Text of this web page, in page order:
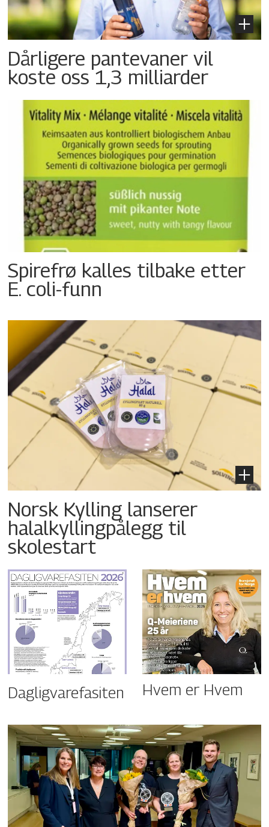
Dårligere pantevaner vil
koste oss 1,3 milliarder
Spirefrø kalles tilbake etter
E. coli-funn
Norsk Kylling lanserer
halalkyllingpålegg til
skolestart
Dagligvarefasiten Hvem er Hvem